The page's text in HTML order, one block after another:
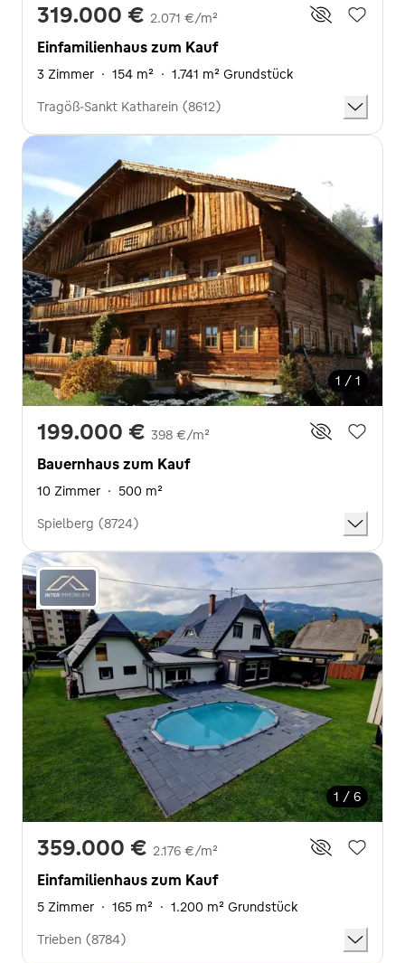
319.000 € 2.071 €/m²
Einfamilienhaus zum Kauf
3 Zimmer · 154 m² · 1.741 m² Grundstück
Tragöß-Sankt Katharein (8612)
1 / 1
199.000 € 398 €/m²
Bauernhaus zum Kauf
10 Zimmer · 500 m²
Spielberg (8724)
1 / 6
359.000 € 2.176 €/m²
Einfamilienhaus zum Kauf
5 Zimmer · 165 m² · 1.200 m² Grundstück
Trieben (8784)